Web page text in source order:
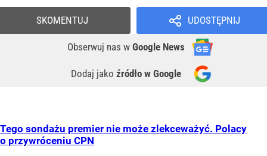
UDOSTĘPNIJ
Obserwuj nas w Google News
Dodaj jako źródło w Google
SKOMENTUJ
Tego sondażu premier nie może zlekceważyć. Polacy
o przywróceniu CPN